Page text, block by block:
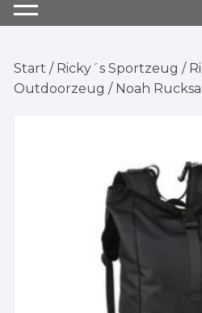
Start / Ricky´s Sportzeug /
Outdoorzeug / Noah